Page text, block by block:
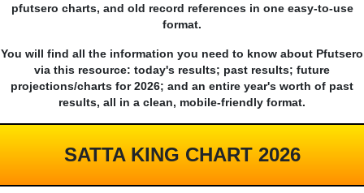
pfutsero charts, and old record references in one easy-to-use
format.
You will find all the information you need to know about Pfutsero
via this resource: today's results; past results; future
projections/charts for 2026; and an entire year's worth of past
results, all in a clean, mobile-friendly format.
SATTA KING CHART 2026